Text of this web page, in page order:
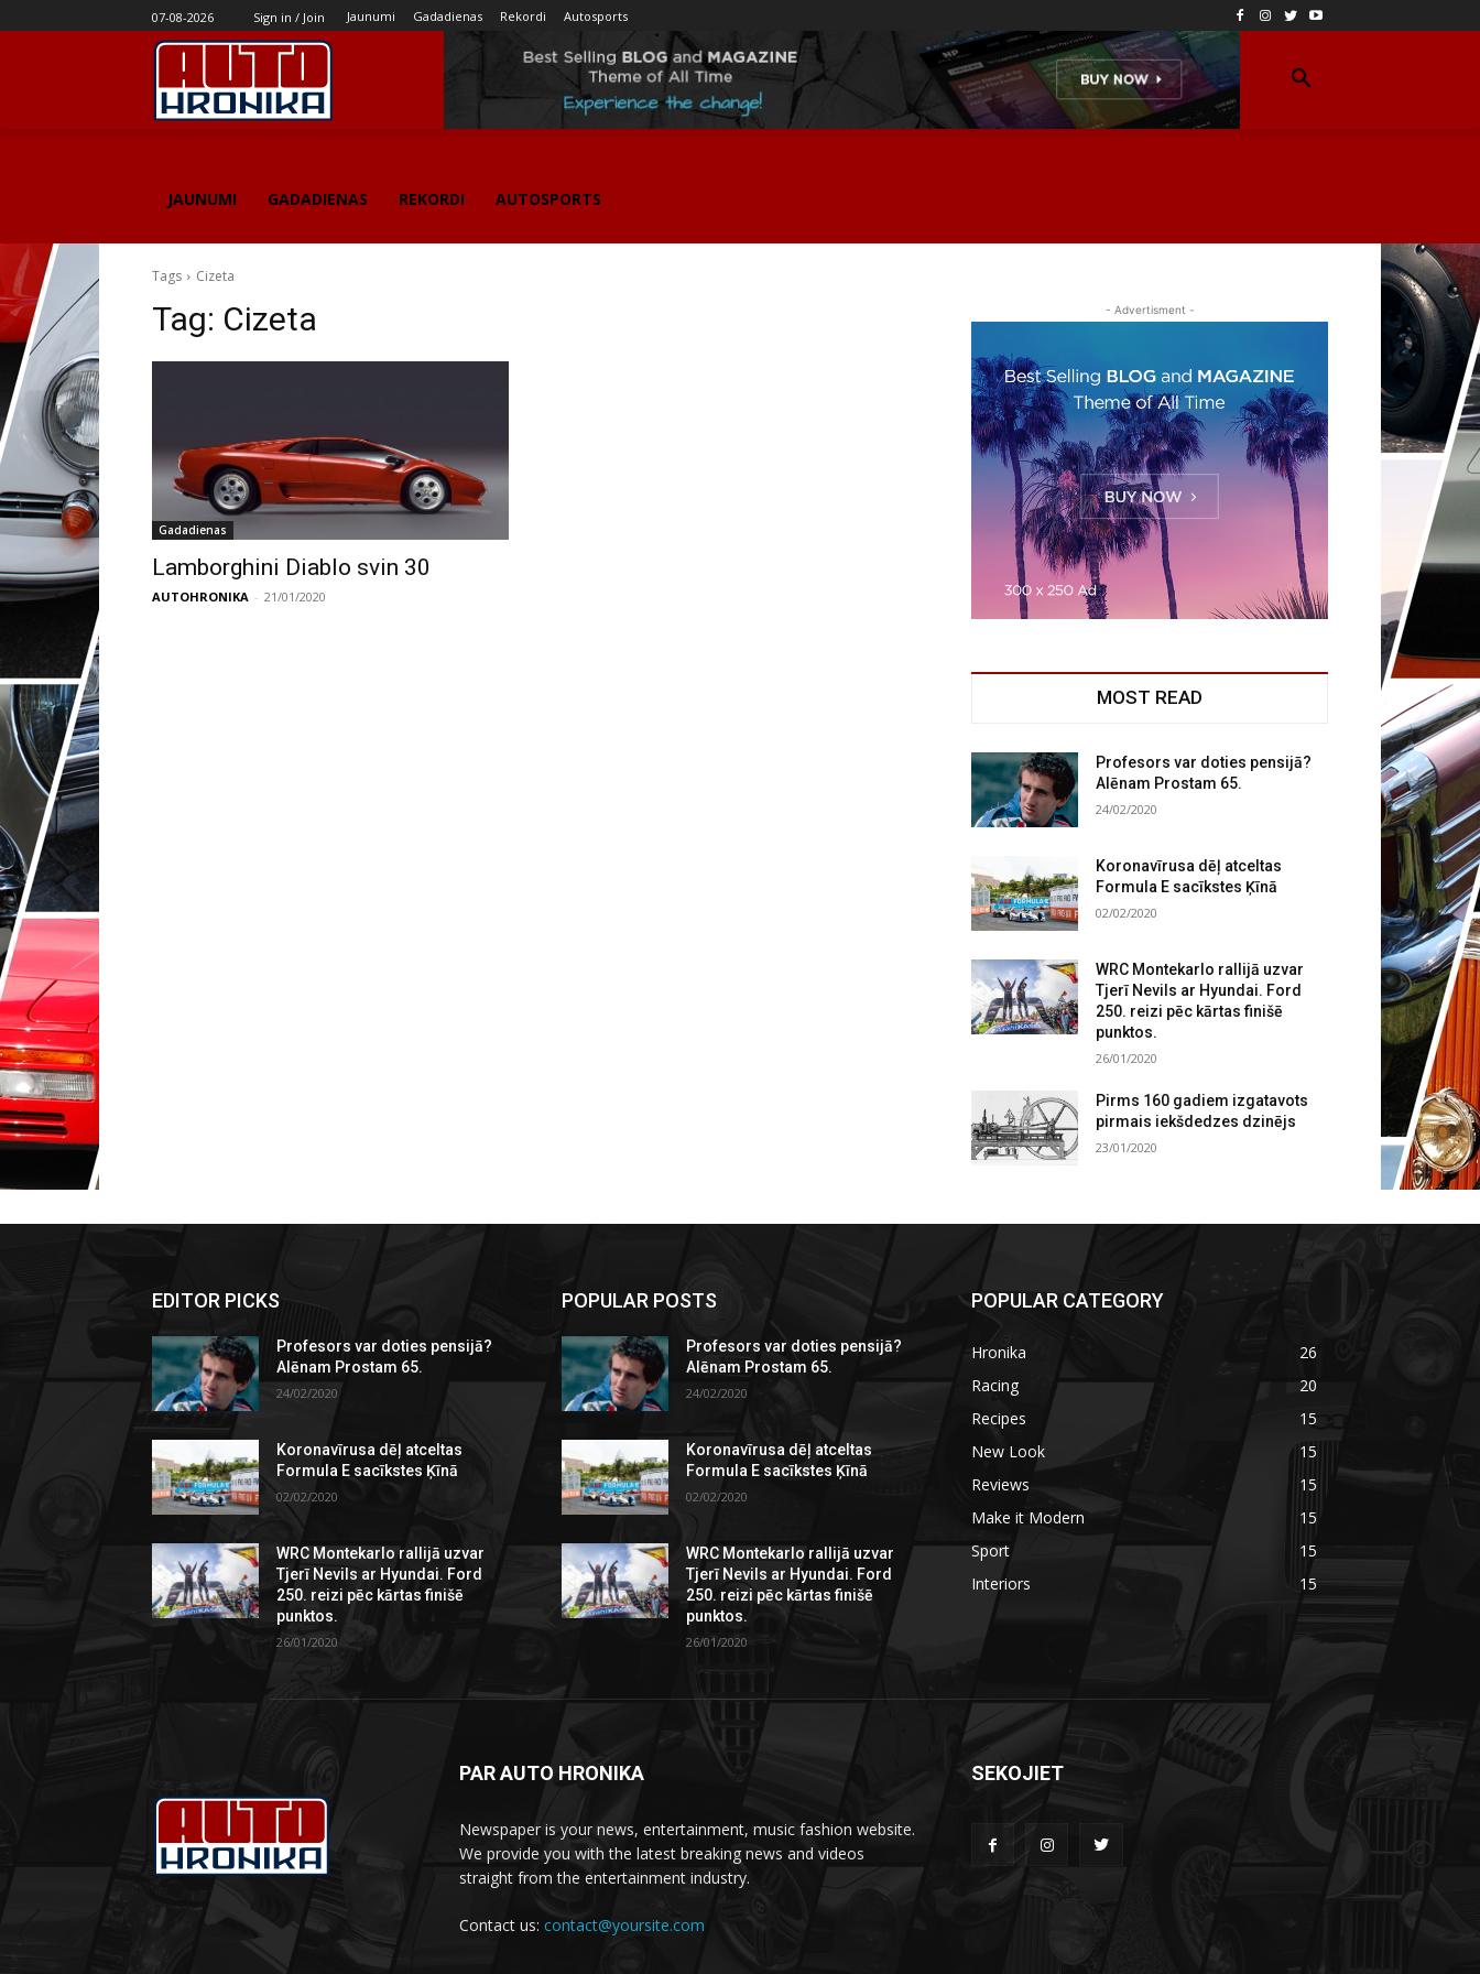
07-08-2026 Sign in / Join Jaunumi Gadadienas Rekordi Autosports
JAUNUMI GADADIENAS REKORDI AUTOSPORTS
Tags Cizeta
Tag: Cizeta
Gadadienas
Lamborghini Diablo svin 30
AUTOHRONIKA - 21/01/2020
- Advertisment -
MOST READ
Profesors var doties pensijā?
Alēnam Prostam 65.
24/02/2020
Koronavīrusa dēļ atceltas
Formula E sacīkstes Ķīnā
02/02/2020
WRC Montekarlo rallijā uzvar
Tjerī Nevils ar Hyundai. Ford
250. reizi pēc kārtas finišē
punktos.
26/01/2020
Pirms 160 gadiem izgatavots
pirmais iekšdedzes dzinējs
23/01/2020
EDITOR PICKS
Profesors var doties pensijā?
Alēnam Prostam 65.
24/02/2020
Koronavīrusa dēļ atceltas
Formula E sacīkstes Ķīnā
02/02/2020
WRC Montekarlo rallijā uzvar
Tjerī Nevils ar Hyundai. Ford
250. reizi pēc kārtas finišē
punktos.
26/01/2020
POPULAR POSTS
Profesors var doties pensijā?
Alēnam Prostam 65.
24/02/2020
Koronavīrusa dēļ atceltas
Formula E sacīkstes Ķīnā
02/02/2020
WRC Montekarlo rallijā uzvar
Tjerī Nevils ar Hyundai. Ford
250. reizi pēc kārtas finišē
punktos.
26/01/2020
POPULAR CATEGORY
Hronika
26
Racing
20
Recipes
15
New Look
15
Reviews
15
Make it Modern
15
Sport
15
Interiors
15
PAR AUTO HRONIKA
Newspaper is your news, entertainment, music fashion website.
We provide you with the latest breaking news and videos
straight from the entertainment industry.
Contact us: contact@yoursite.com
SEKOJIET